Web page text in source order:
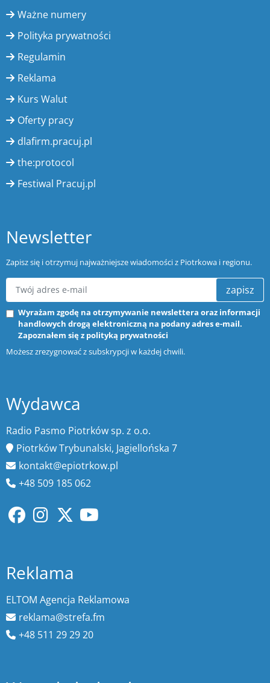
Ważne numery
Polityka prywatności
Regulamin
Reklama
Kurs Walut
Oferty pracy
dlafirm.pracuj.pl
the:protocol
Festiwal Pracuj.pl
Newsletter
Zapisz się i otrzymuj najważniejsze wiadomości z Piotrkowa i regionu.
zapisz
Wyrażam zgodę na otrzymywanie newslettera oraz informacji
handlowych drogą elektroniczną na podany adres e-mail.
Zapoznałem się z polityką prywatności
Możesz zrezygnować z subskrypcji w każdej chwili.
Wydawca
Radio Pasmo Piotrków sp. z o.o.
Piotrków Trybunalski, Jagiellońska 7
kontakt@epiotrkow.pl
+48 509 185 062
Reklama
ELTOM Agencja Reklamowa
reklama@strefa.fm
+48 511 29 29 20